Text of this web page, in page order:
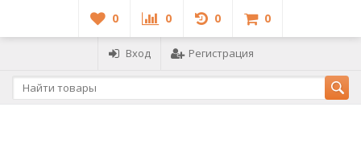
0 0 0 0
Вход Регистрация